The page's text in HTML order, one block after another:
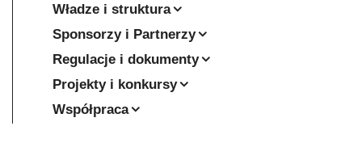
Władze i struktura
Sponsorzy i Partnerzy
Regulacje i dokumenty
Projekty i konkursy
Współpraca